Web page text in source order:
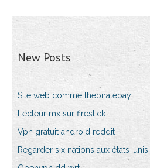
New Posts
Site web comme thepiratebay
Lecteur mx sur firestick
Vpn gratuit android reddit
Regarder six nations aux états-unis